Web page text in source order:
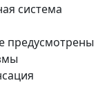
система
предусмотрены